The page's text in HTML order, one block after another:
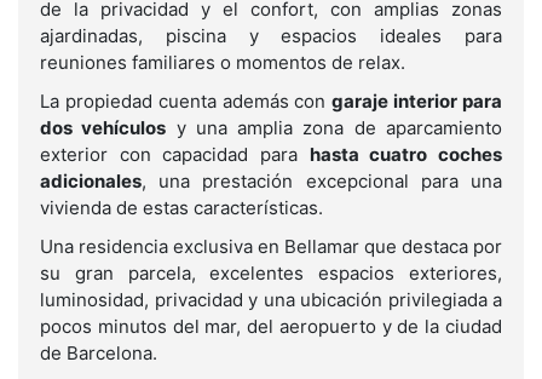
de la privacidad y el confort, con amplias zonas
ajardinadas, piscina y espacios ideales para
reuniones familiares o momentos de relax.
La propiedad cuenta además congaraje interior para
dos vehículos y una amplia zona de aparcamiento
exterior con capacidad para hasta cuatro coches
adicionales, una prestación excepcional para una
vivienda de estas características.
Una residencia exclusiva en Bellamar que destaca por
su gran parcela, excelentes espacios exteriores,
luminosidad, privacidad y una ubicación privilegiada a
pocos minutos del mar, del aeropuerto y de la ciudad
de Barcelona.